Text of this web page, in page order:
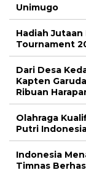
Unimugo
Hadiah
Tournament
Dari Desa
Kapten
Ribuan
Olahraga
Putri
Indonesia
Timnas